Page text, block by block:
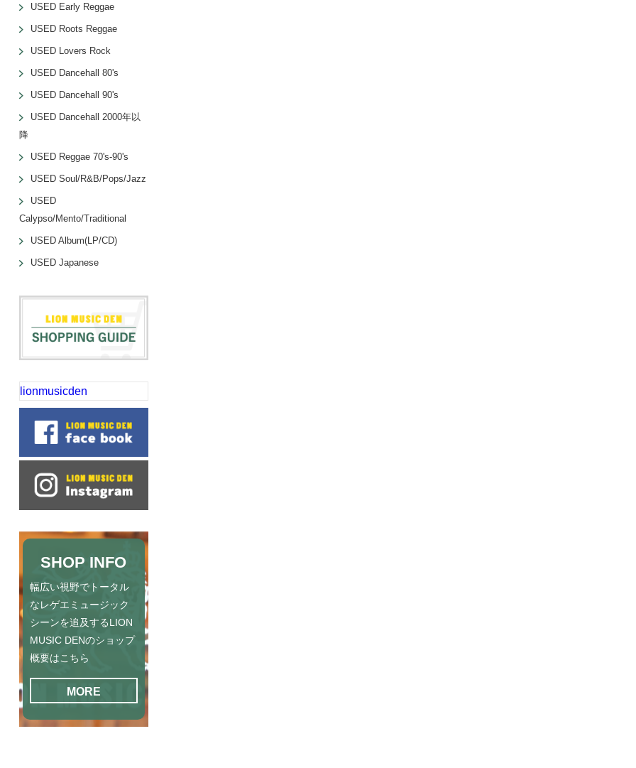
USED Early Reggae
USED Roots Reggae
USED Lovers Rock
USED Dancehall 80's
USED Dancehall 90's
USED Dancehall 2000年以
降
USED Reggae 70's-90's
USED Soul/R&B/Pops/Jazz
USED
Calypso/Mento/Traditional
USED Album(LP/CD)
USED Japanese
lionmusicden
SHOP INFO
幅広い視野でトータル
なレゲエミュージック
シーンを追及するLION
MUSIC DENのショップ
概要はこちら
MORE